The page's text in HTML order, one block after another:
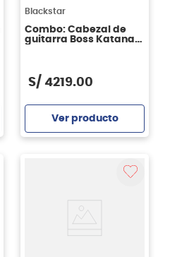
Blackstar
Combo: Cabezal de
guitarra Boss Katana
bluetooth Boss BT-
DUAL
S/ 4219.00
Ver producto